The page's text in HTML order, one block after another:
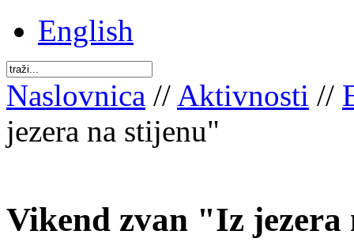
English
Naslovnica // Aktivnosti //
jezera na stijenu"
Vikend zvan "Iz